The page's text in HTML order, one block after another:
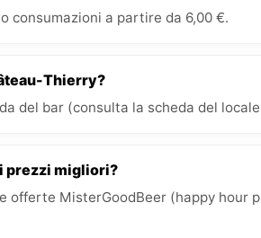
consumazioni a partire da 6,00 €.
Thierry?
del bar (consulta la scheda del
prezzi migliori?
offerte MisterGoodBeer (happy